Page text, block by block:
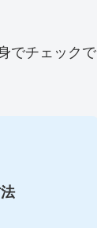
でチェックで